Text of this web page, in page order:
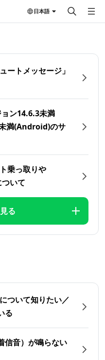
日本語
ートメッセージ」
ョン14.6.3未満
満(Android)のサ
乗っ取りや
いて
る
ついて知りたい／
る
信音）が鳴らない